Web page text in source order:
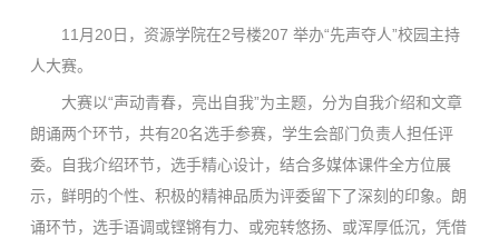
11月20日，资源学院在2号楼207 举办“先声夺人”校园主持
人大赛。
大赛以“声动青春，亮出自我”为主题，分为自我介绍和文章
朗诵两个环节，共有20名选手参赛，学生会部门负责人担任评
委。自我介绍环节，选手精心设计，结合多媒体课件全方位展
示，鲜明的个性、积极的精神品质为评委留下了深刻的印象。朗
诵环节，选手语调或铿锵有力、或宛转悠扬、或浑厚低沉，凭借